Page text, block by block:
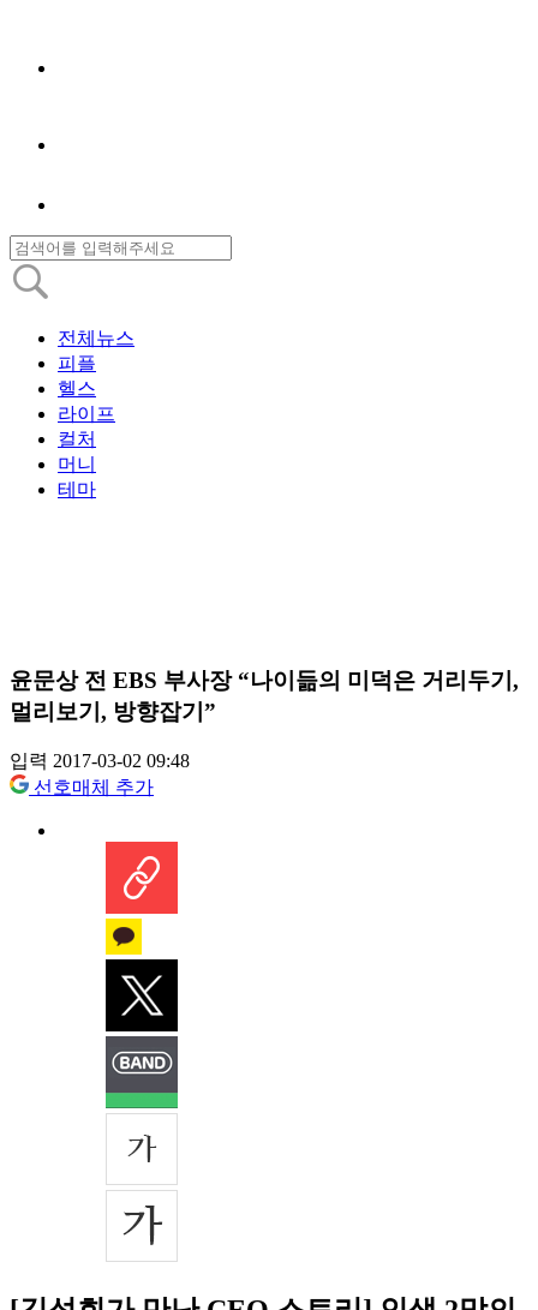
전체뉴스
피플
헬스
라이프
컬처
머니
테마
윤문상 전 EBS 부사장 “나이듦의 미덕은 거리두기,
멀리보기, 방향잡기”
입력 2017-03-02 09:48
선호매체 추가